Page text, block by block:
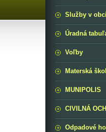
Služby v obci
Úradná
Voľby
Materská
MUNIPOLIS
CIVILNÁ
Odpadové